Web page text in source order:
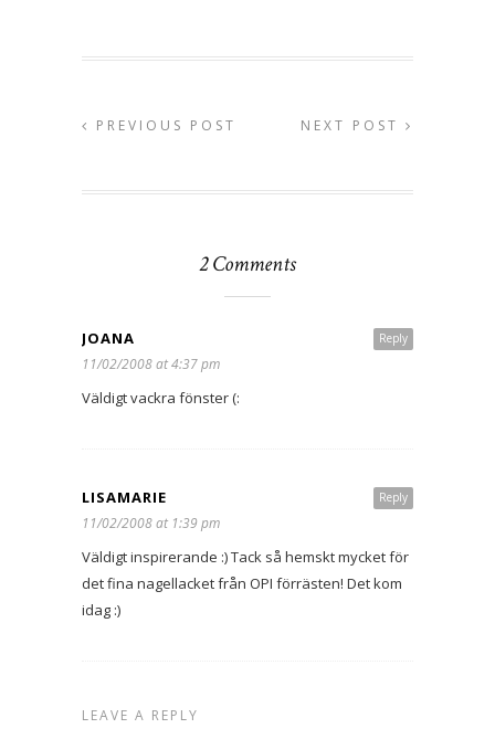
PREVIOUS POST NEXT POST
2 Comments
Reply
JOANA
11/02/2008 at 4:37 pm
Väldigt vackra fönster (:
Reply
LISAMARIE
11/02/2008 at 1:39 pm
Väldigt inspirerande :) Tack så hemskt mycket för
det fina nagellacket från OPI förrästen! Det kom
idag :)
LEAVE A REPLY